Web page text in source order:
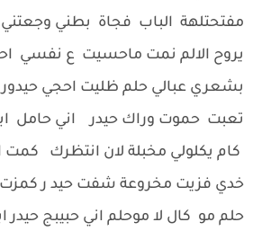
مفتحتلهة الباب فجاة بطني
يروح الالم نمت ماحسيت ع نفسي
بشعري عبالي حلم ظليت احجي
تعبت حموت وراك حيدر اني حامل
كام يكلولي مخبلة لان انتظرك
خدي فزيت مخروعة شفت حيد ر كمزت
حلم مو كال لا موحلم اني حبيبج حيدر